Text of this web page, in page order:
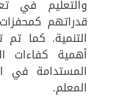
والتعليم في
قدراتهم
التنمية. كما
أهمية كفاءات
المستدامة في
المعلم.